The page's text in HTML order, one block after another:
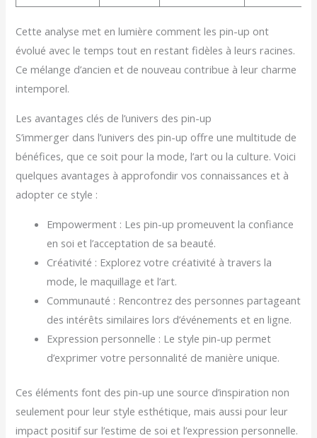
Cette analyse met en lumière comment les pin-up ont
évolué avec le temps tout en restant fidèles à leurs racines.
Ce mélange d’ancien et de nouveau contribue à leur charme
intemporel.
Les avantages clés de l’univers des pin-up
S’immerger dans l’univers des pin-up offre une multitude de
bénéfices, que ce soit pour la mode, l’art ou la culture. Voici
quelques avantages à approfondir vos connaissances et à
adopter ce style :
Empowerment : Les pin-up promeuvent la confiance
en soi et l’acceptation de sa beauté.
Créativité : Explorez votre créativité à travers la
mode, le maquillage et l’art.
Communauté : Rencontrez des personnes partageant
des intérêts similaires lors d’événements et en ligne.
Expression personnelle : Le style pin-up permet
d’exprimer votre personnalité de manière unique.
Ces éléments font des pin-up une source d’inspiration non
seulement pour leur style esthétique, mais aussi pour leur
impact positif sur l’estime de soi et l’expression personnelle.